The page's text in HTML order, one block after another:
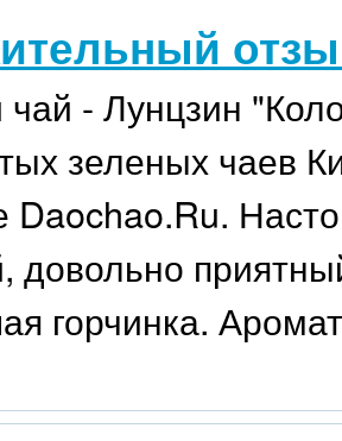
- Лунцзин
зеленых чаев
Daochao.Ru.
довольно
горчинка.